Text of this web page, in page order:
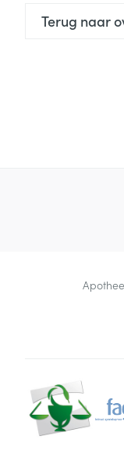
Terug naar
Contacteer